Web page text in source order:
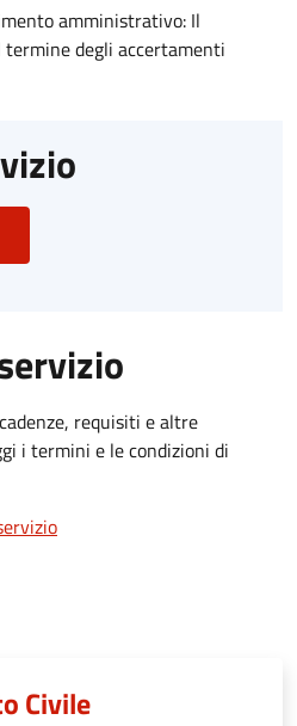
amministrativo: Il
degli accertamenti
requisiti e altre
i termini e le condizioni di
Civile